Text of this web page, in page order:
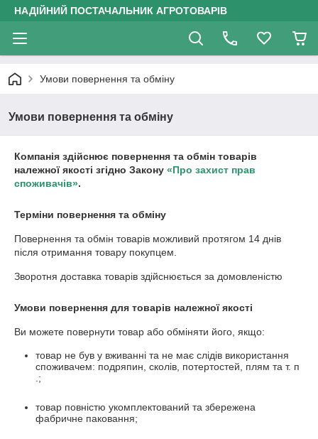
НАДІЙНИЙ ПОСТАЧАЛЬНИК АГРОТОВАРІВ
Умови повернення та обміну
Умови повернення та обміну
Компанія здійснює повернення та обмін товарів
належної якості згідно Закону «Про захист прав
споживачів».
Терміни повернення та обміну
Повернення та обмін товарів можливий протягом 14 днів
після отримання товару покупцем.
Зворотня доставка товарів здійснюється за домовленістю
Умови повернення для товарів належної якості
Ви можете повернути товар або обміняти його, якщо:
товар не був у вживанні та не має слідів використання
споживачем: подряпин, сколів, потертостей, плям та т. п
.;
товар повністю укомплектований та збережена
фабричне паковання;